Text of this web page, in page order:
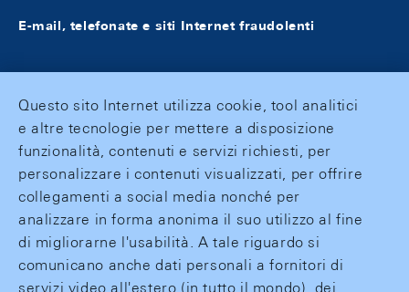
E-mail, telefonate e siti Internet fraudolenti
Questo sito Internet utilizza cookie, tool analitici
e altre tecnologie per mettere a disposizione
funzionalità, contenuti e servizi richiesti, per
personalizzare i contenuti visualizzati, per offrire
collegamenti a social media nonché per
analizzare in forma anonima il suo utilizzo al fine
di migliorarne l'usabilità. A tale riguardo si
comunicano anche dati personali a fornitori di
servizi video all'estero (in tutto il mondo), dei